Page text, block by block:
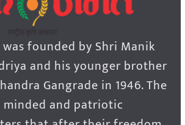
founded by Shri Manik
and his younger brother
Gangrade in 1946. The
and patriotic